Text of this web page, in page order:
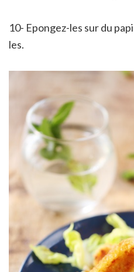
10- Epongez-les sur du
les.